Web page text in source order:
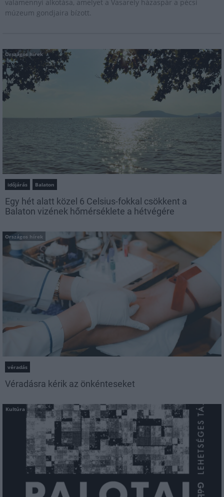
valamennyi alkotása, amelyet a Vasarely házaspár a pécsi
múzeum gondjaira bízott.
Országos hírek
időjárás Balaton
Egy hét alatt közel 6 Celsius-fokkal csökkent a
Balaton vizének hőmérséklete a hétvégére
Országos hírek
véradás
Véradásra kérik az önkénteseket
Kultúra